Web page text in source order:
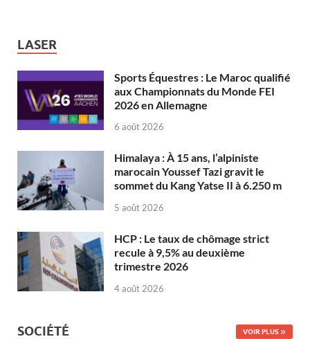
LASER
Sports Équestres : Le Maroc qualifié
aux Championnats du Monde FEI
2026 en Allemagne
6 août 2026
Himalaya : À 15 ans, l’alpiniste
marocain Youssef Tazi gravit le
sommet du Kang Yatse II à 6.250 m
5 août 2026
HCP : Le taux de chômage strict
recule à 9,5% au deuxième
trimestre 2026
4 août 2026
SOCIÉTÉ VOIR PLUS